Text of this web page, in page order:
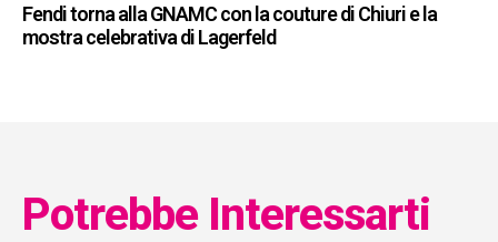
Fendi torna alla GNAMC con la couture di Chiuri e la
mostra celebrativa di Lagerfeld
Potrebbe Interessarti